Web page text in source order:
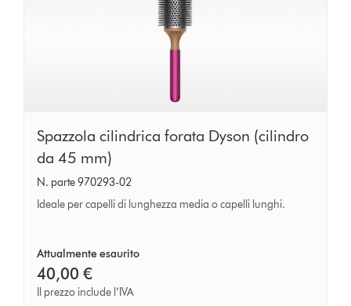
Spazzola
cilindrica
forata
Dyson
da
45
mm)
Spazzola cilindrica forata Dyson (cilindro
da 45 mm)
N. parte 970293-02
Ideale per capelli di lunghezza media o capelli lunghi.
Attualmente esaurito
40,00 €
Il prezzo include l’IVA